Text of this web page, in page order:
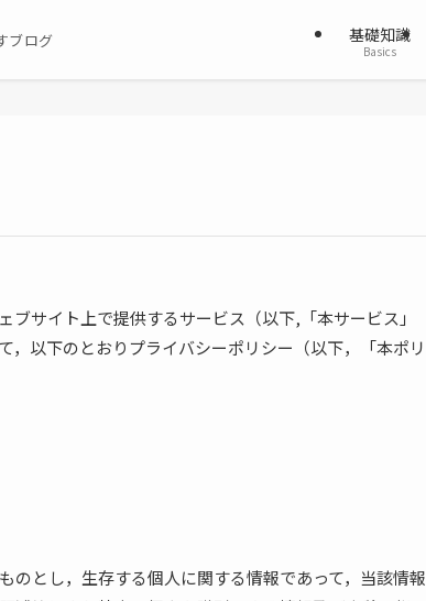
ブログ 基礎知識
Basics
サイト上で提供するサービス（以下,「本サービス」
，以下のとおりプライバシーポリシー（以下，「本ポリ
のとし，生存する個人に関する情報であって，当該情報